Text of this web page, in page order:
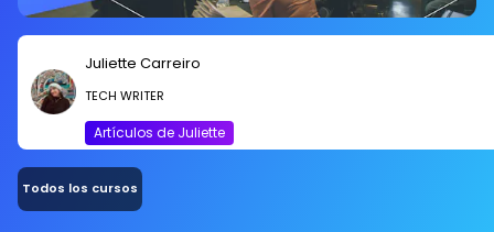
Juliette Carreiro
TECH WRITER
Artículos de Juliette
Todos los cursos